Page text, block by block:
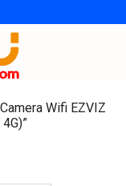
Wifi EZVIZ